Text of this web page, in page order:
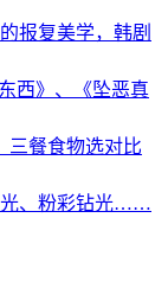
报复美学，韩剧
西》、《坠恶真
三餐食物选对比
光、粉彩钻光……